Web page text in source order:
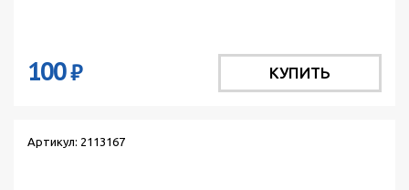
100₽ КУПИТЬ
Артикул: 2113167